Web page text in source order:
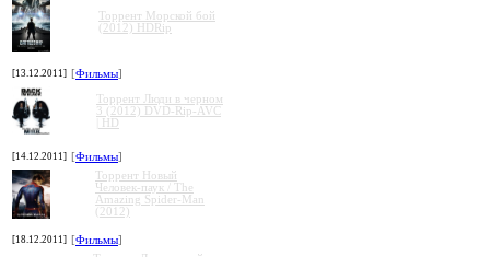
Торрент Морской бой
(2012) HDRip
[13.12.2011] [Фильмы]
Торрент Люди в черном
3 (2012) DVD-Rip-AVC
| HD
[14.12.2011] [Фильмы]
Торрент Новый
Человек-паук / The
Amazing Spider-Man
(2012)
[18.12.2011] [Фильмы]